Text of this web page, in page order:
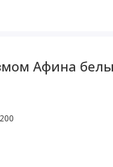
Афина